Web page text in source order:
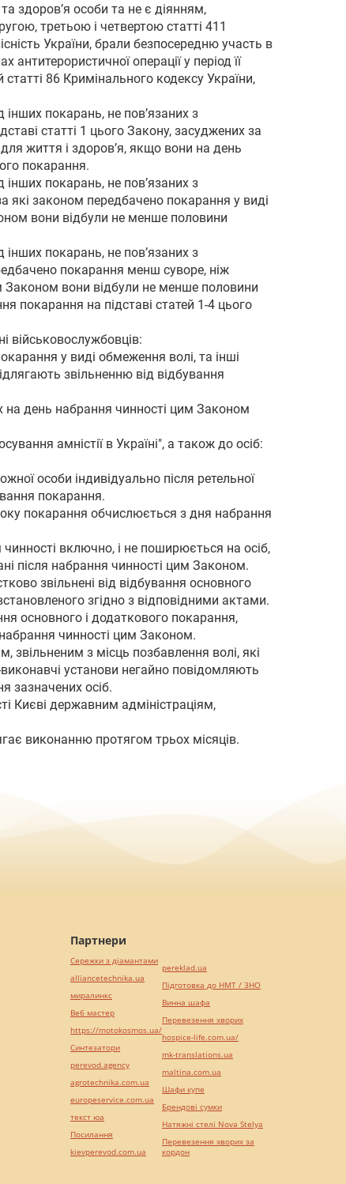
здоров’я особи та не є діянням,
третьою і четвертою статті 411
України, брали безпосередню участь в
операції у період її
86 Кримінального кодексу України,
інших покарань, не пов’язаних з
статті 1 цього Закону, засуджених за
життя і здоров’я, якщо вони на день
покарання.
інших покарань, не пов’язаних з
які законом передбачено покарання у виді
вони відбули не менше половини
інших покарань, не пов’язаних з
покарання менш суворе, ніж
Законом вони відбули не менше половини
покарання на підставі статей 1-4 цього
військовослужбовців:
у виді обмеження волі, та інші
звільненню від відбування
на день набрання чинності цим Законом
амністії в Україні", а також до осіб:
особи індивідуально після ретельної
покарання.
покарання обчислюється з дня набрання
включно, і не поширюється на осіб,
після набрання чинності цим Законом.
звільнені від відбування основного
згідно з відповідними актами.
основного і додаткового покарання,
чинності цим Законом.
з місць позбавлення волі, які
установи негайно повідомляють
зазначених осіб.
Києві державним адміністраціям,
виконанню протягом трьох місяців.
Партнери
Сережки з діамантами
alliancetechnika.ua
миралинкс
Веб мастер
https://motokosmos.ua/
Синтезатори
perevod.agency
agrotechnika.com.ua
europeservice.com.ua
текст юа
Посилання
kievperevod.com.ua
pereklad.ua
Підготовка до НМТ / ЗНО
Винна шафа
Перевезення хворих
hospice-life.com.ua/
mk-translations.ua
maltina.com.ua
Шафи купе
Брендові сумки
Натяжні стелі Nova Stelya
Перевезення хворих за
кордон